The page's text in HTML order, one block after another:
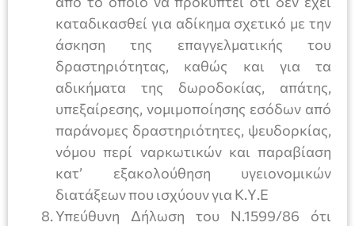
καταδικασθεί για αδίκημα σχετικό με την
άσκηση της επαγγελματικής του
δραστηριότητας, καθώς και για τα
αδικήματα της δωροδοκίας, απάτης,
υπεξαίρεσης, νομιμοποίησης εσόδων από
παράνομες δραστηριότητες, ψευδορκίας,
νόμου περί ναρκωτικών και παραβίαση
κατ’ εξακολούθηση υγειονομικών
διατάξεων που ισχύουν για Κ.Υ.Ε
Υπεύθυνη Δήλωση του Ν.1599/86 ότι